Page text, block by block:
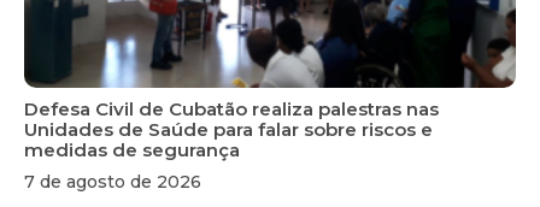
Defesa Civil de Cubatão realiza palestras nas
Unidades de Saúde para falar sobre riscos e
medidas de segurança
7 de agosto de 2026